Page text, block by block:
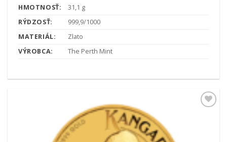
HMOTNOSŤ:
31,1 g
RÝDZOSŤ:
999,9/1000
MATERIÁL:
Zlato
VÝROBCA:
The Perth Mint